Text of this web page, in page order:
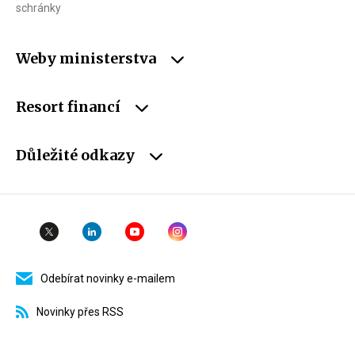
schránky
Weby ministerstva
Resort financí
Důležité odkazy
Odebírat novinky e-mailem
Novinky přes RSS